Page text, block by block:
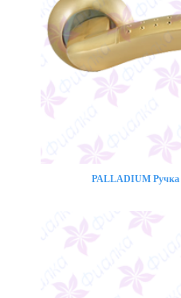
PALLADIUM Ручка